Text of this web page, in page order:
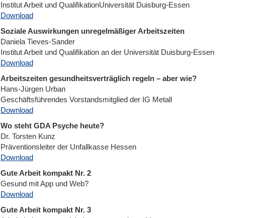
Institut Arbeit und QualifikationUniversität Duisburg-Essen
Download
Soziale Auswirkungen unregelmäßiger Arbeitszeiten
Daniela Tieves-Sander
Institut Arbeit und Qualifikation an der Universität Duisburg-Essen
Download
Arbeitszeiten gesundheitsverträglich regeln – aber wie?
Hans-Jürgen Urban
Geschäftsführendes Vorstandsmitglied der IG Metall
Download
Wo steht GDA Psyche heute?
Dr. Torsten Kunz
Präventionsleiter der Unfallkasse Hessen
Download
Gute Arbeit kompakt Nr. 2
Gesund mit App und Web?
Download
Gute Arbeit kompakt Nr. 3